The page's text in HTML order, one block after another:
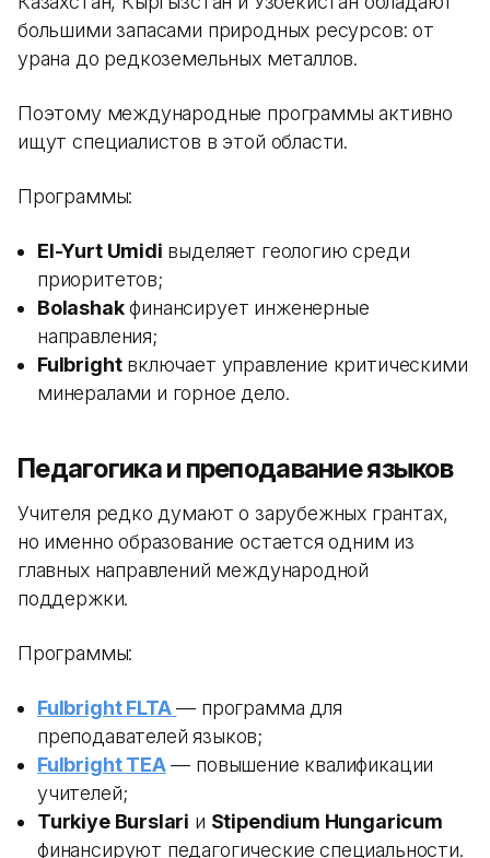
большими запасами природных ресурсов: от
урана до редкоземельных металлов.
Поэтому международные программы активно
ищут специалистов в этой области.
Программы:
El-Yurt Umidi выделяет геологию среди
приоритетов;
Bolashakфинансирует инженерные
направления;
Fulbrightвключает управление критическими
минералами и горное дело.
Педагогика и преподавание языков
Учителя редко думают о зарубежных грантах,
но именно образование остается одним из
главных направлений международной
поддержки.
Программы:
Fulbright FLTA — программа для
преподавателей языков;
Fulbright TEA— повышение квалификации
учителей;
Turkiye Burslari и Stipendium Hungaricum
финансируют педагогические специальности.